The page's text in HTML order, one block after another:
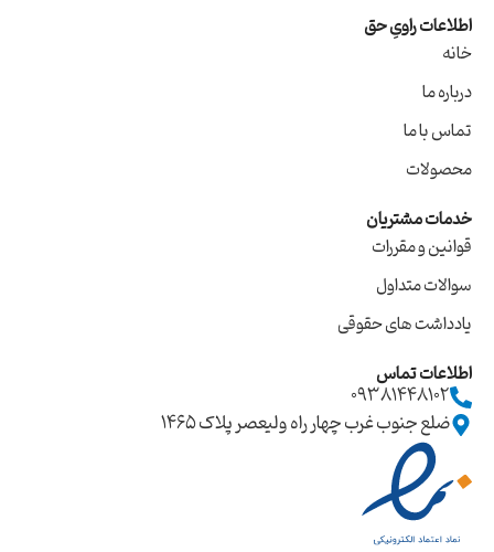
اطلاعات راویِ حق
خانه
درباره ما
تماس با ما
محصولات
خدمات مشتریان
قوانین و مقررات
سوالات متداول
یادداشت های حقوقی
اطلاعات تماس
09381448102
ضلع جنوب غرب چهار راه ولیعصر پلاک ۱۴۶۵